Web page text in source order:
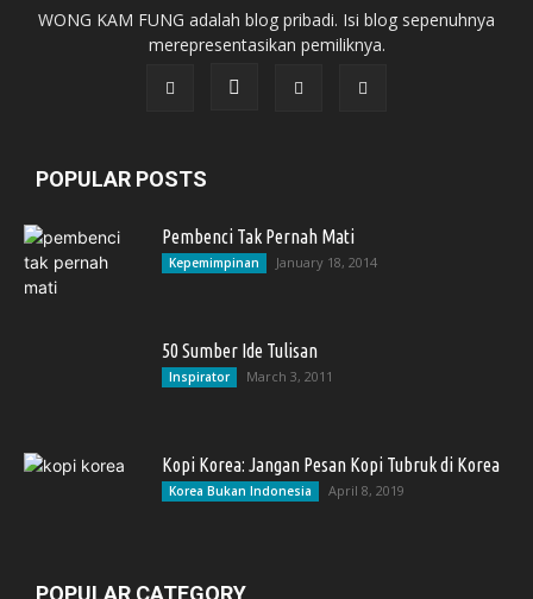
WONG KAM FUNG adalah blog pribadi. Isi blog sepenuhnya
merepresentasikan pemiliknya.
POPULAR POSTS
Pembenci Tak Pernah Mati
Kepemimpinan January 18, 2014
50 Sumber Ide Tulisan
Inspirator March 3, 2011
Kopi Korea: Jangan Pesan Kopi Tubruk di Korea
Korea Bukan Indonesia April 8, 2019